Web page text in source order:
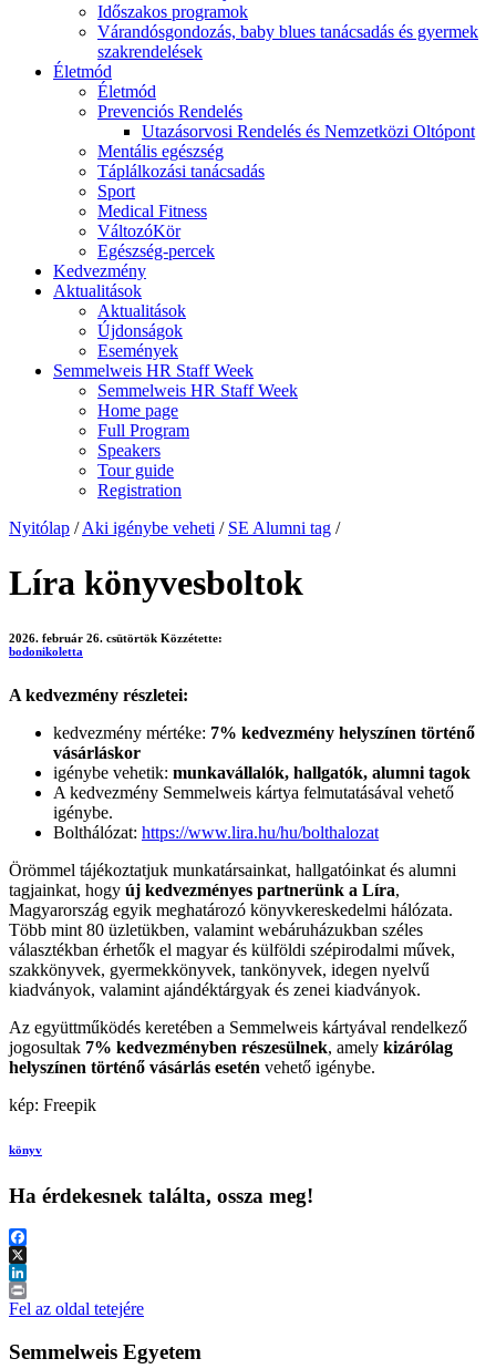
Időszakos programok
Várandósgondozás, baby blues tanácsadás és gyermek
szakrendelések
Életmód
Életmód
Prevenciós Rendelés
Utazásorvosi Rendelés és Nemzetközi Oltópont
Mentális egészség
Táplálkozási tanácsadás
Sport
Medical Fitness
VáltozóKör
Egészség-percek
Kedvezmény
Aktualitások
Aktualitások
Újdonságok
Események
Semmelweis HR Staff Week
Semmelweis HR Staff Week
Home page
Full Program
Speakers
Tour guide
Registration
Nyitólap / Aki igénybe veheti / SE Alumni tag /
Líra könyvesboltok
2026. február 26. csütörtök Közzétette:
bodonikoletta
A kedvezmény részletei:
kedvezmény mértéke: 7% kedvezmény helyszínen történő
vásárláskor
igénybe vehetik: munkavállalók, hallgatók, alumni tagok
A kedvezmény Semmelweis kártya felmutatásával vehető
igénybe.
Bolthálózat: https://www.lira.hu/hu/bolthalozat
Örömmel tájékoztatjuk munkatársainkat, hallgatóinkat és alumni
tagjainkat, hogy új kedvezményes partnerünk a Líra,
Magyarország egyik meghatározó könyvkereskedelmi hálózata.
Több mint 80 üzletükben, valamint webáruházukban széles
választékban érhetők el magyar és külföldi szépirodalmi művek,
szakkönyvek, gyermekkönyvek, tankönyvek, idegen nyelvű
kiadványok, valamint ajándéktárgyak és zenei kiadványok.
Az együttműködés keretében a Semmelweis kártyával rendelkező
jogosultak 7% kedvezményben részesülnek, amely kizárólag
helyszínen történő vásárlás esetén vehető igénybe.
kép: Freepik
könyv
Ha érdekesnek találta, ossza meg!
Facebook
X
LinkedIn
Print
Fel az oldal tetejére
Semmelweis Egyetem